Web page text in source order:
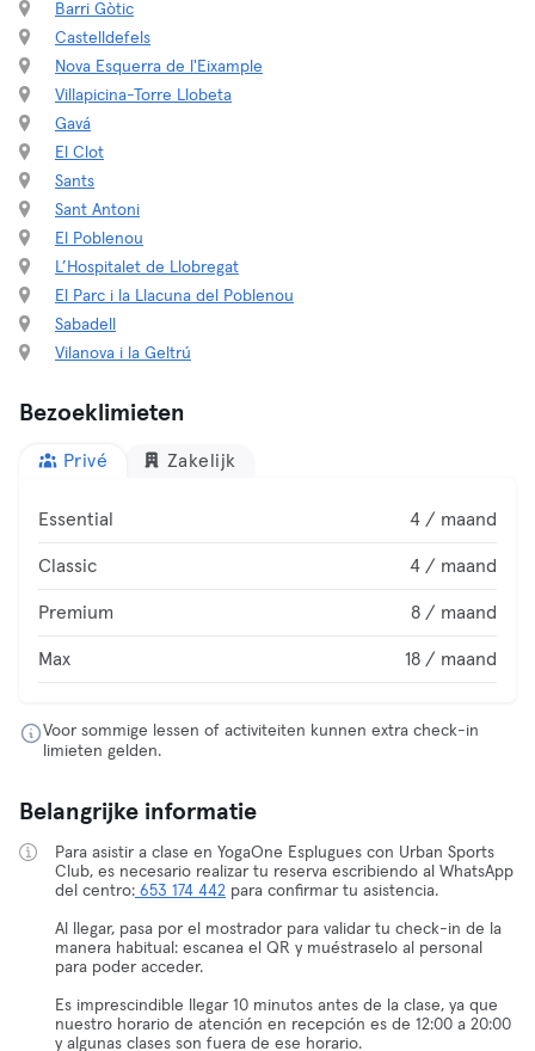
Barri Gòtic
Castelldefels
Nova Esquerra de l'Eixample
Villapicina-Torre Llobeta
Gavá
El Clot
Sants
Sant Antoni
El Poblenou
L’Hospitalet de Llobregat
El Parc i la Llacuna del Poblenou
Sabadell
Vilanova i la Geltrú
Bezoeklimieten
Privé Zakelijk
Essential 4 / maand
Classic 4 / maand
Premium 8 / maand
Max 18 / maand
Voor sommige lessen of activiteiten kunnen extra check-in
limieten gelden.
Belangrijke informatie
Para asistir a clase en YogaOne Esplugues con Urban Sports
Club, es necesario realizar tu reserva escribiendo al WhatsApp
del centro: 653 174 442 para confirmar tu asistencia.
Al llegar, pasa por el mostrador para validar tu check-in de la
manera habitual: escanea el QR y muéstraselo al personal
para poder acceder.
Es imprescindible llegar 10 minutos antes de la clase, ya que
nuestro horario de atención en recepción es de 12:00 a 20:00
y algunas clases son fuera de ese horario.